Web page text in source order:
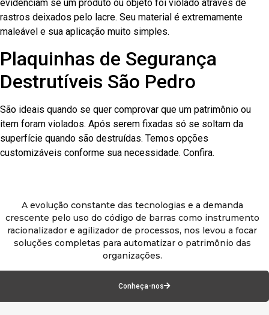
evidenciam se um produto ou objeto foi violado através de
rastros deixados pelo lacre. Seu material é extremamente
maleável e sua aplicação muito simples.
Plaquinhas de Segurança
Destrutíveis São Pedro
São ideais quando se quer comprovar que um patrimônio ou
item foram violados. Após serem fixadas só se soltam da
superfície quando são destruídas. Temos opções
customizáveis conforme sua necessidade. Confira.
A evolução constante das tecnologias e a demanda
crescente pelo uso do código de barras como instrumento
racionalizador e agilizador de processos, nos levou a focar
soluções completas para automatizar o patrimônio das
organizações.
Conheça-nos